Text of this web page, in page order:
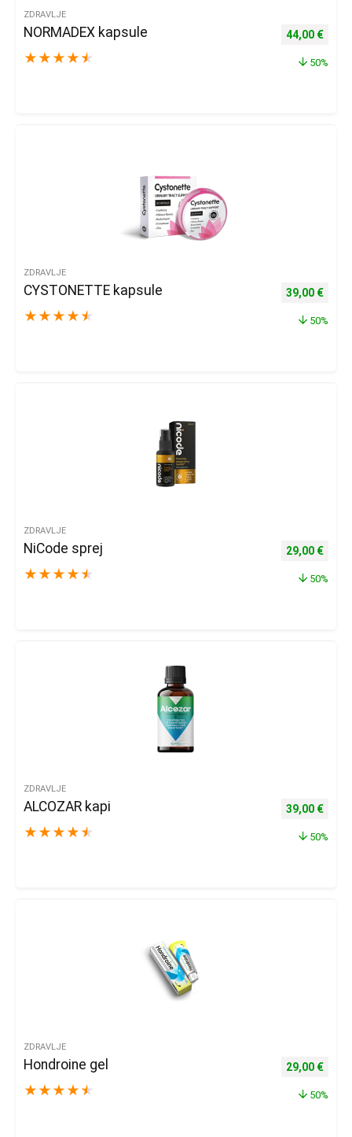
ZDRAVLJE
NORMADEX kapsule
★ ★ ★ ★ ★
Izvorna
44,00 €
50%
ZDRAVLJE
CYSTONETTE kapsule
★ ★ ★ ★ ★
Izvorna
39,00 €
50%
ZDRAVLJE
NiCode sprej
★ ★ ★ ★ ★
Izvorna
29,00 €
50%
ZDRAVLJE
ALCOZAR kapi
★ ★ ★ ★ ★
Izvorna
39,00 €
50%
ZDRAVLJE
Hondroine gel
★ ★ ★ ★ ★
Izvorna
29,00 €
50%